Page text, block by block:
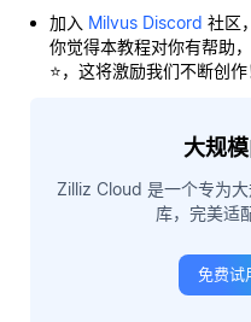
加入 Milvus Discord 社区
你觉得本教程对你有帮助
⭐，这将激励我们不断创作
大规
Zilliz Cloud 是一个专为
库，完美适
免费试